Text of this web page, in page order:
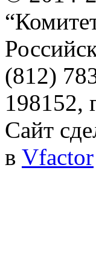
(812)
198152,
Сайт
в Vfactor